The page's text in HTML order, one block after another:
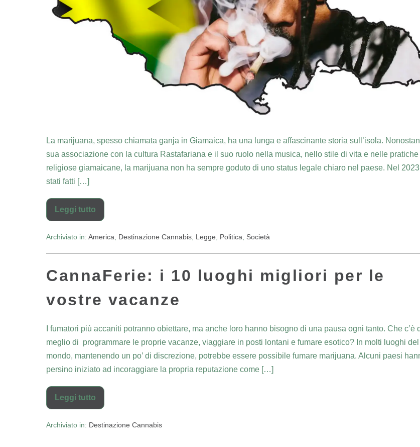
La marijuana, spesso chiamata ganja in Giamaica, ha una lunga e affascinante storia sull’isola.
sua associazione con la cultura Rastafariana e il suo ruolo nella musica, nello stile di vita e nelle pratiche
religiose giamaicane, la marijuana non ha sempre goduto di uno status legale chiaro nel paese. Nel
stati fatti […]
Leggi tutto
Archiviato in: America Destinazione Cannabis Legge Politica Società
CannaFerie: i 10 luoghi migliori per le
vostre vacanze
I fumatori più accaniti potranno obiettare, ma anche loro hanno bisogno di una pausa ogni tanto. Che c’è
meglio di programmare le proprie vacanze, viaggiare in posti lontani e fumare esotico? In molti luoghi del
mondo, mantenendo un po’ di discrezione, potrebbe essere possibile fumare marijuana. Alcuni paesi
persino iniziato ad incoraggiare la propria reputazione come […]
Leggi tutto
Archiviato in: Destinazione Cannabis